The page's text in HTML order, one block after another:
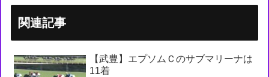
関連記事
【武豊】エプソムＣのサブマリーナは
11着